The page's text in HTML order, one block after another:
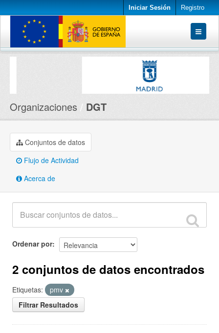
Iniciar Sesión Registro
Conjuntos de datos
Organizaciones DGT
Conjuntos de datos
Flujo de Actividad
Acerca de
Ordenar por
2 conjuntos de datos encontrados
Etiquetas:
pmv
Filtrar Resultados